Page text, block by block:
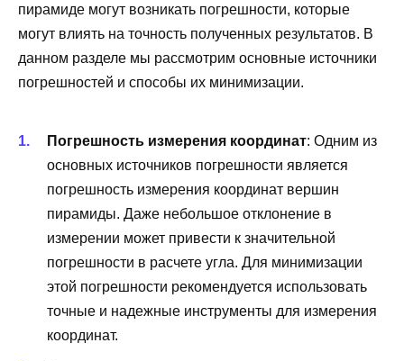
пирамиде могут возникать погрешности, которые
могут влиять на точность полученных результатов. В
данном разделе мы рассмотрим основные источники
погрешностей и способы их минимизации.
Погрешность измерения координат: Одним из
основных источников погрешности является
погрешность измерения координат вершин
пирамиды. Даже небольшое отклонение в
измерении может привести к значительной
погрешности в расчете угла. Для минимизации
этой погрешности рекомендуется использовать
точные и надежные инструменты для измерения
координат.